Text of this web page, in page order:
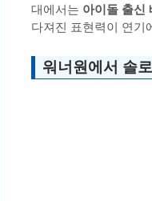
대에서는 아이돌 출신
다져진 표현력이 연기
워너원에서 솔